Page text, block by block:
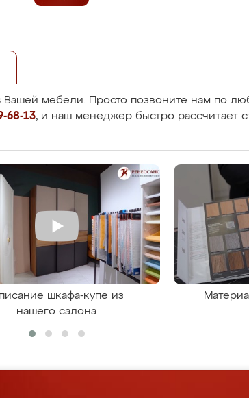
Вашей мебели. Просто позвоните нам по
68-13, и наш менеджер быстро рассчитает
шкафа-купе из
нашего салона